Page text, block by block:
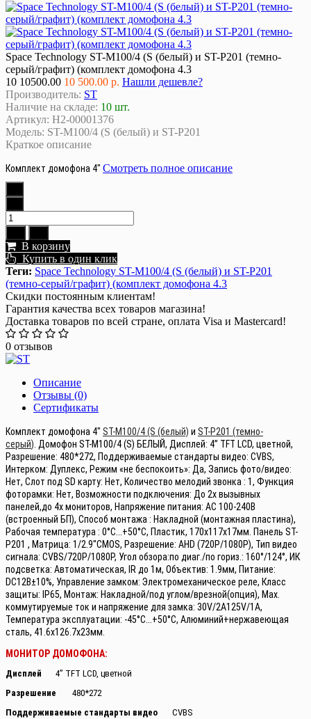
Space Technology ST-M100/4 (S (белый) и ST-P201 (темно-
серый/графит) (комплект домофона 4.3
10 10500.00 10 500.00 р. Нашли дешевле?
Производитель: ST
Наличие на складе: 10 шт.
Артикул: Н2-00001376
Модель: ST-M100/4 (S (белый) и ST-P201
Краткое описание
Комплект домофона 4" Смотреть полное описание
В корзину
Купить в один клик
Теги: Space Technology ST-M100/4 (S (белый) и ST-P201
(темно-серый/графит) (комплект домофона 4.3
Скидки постоянным клиентам!
Гарантия качества всех товаров магазина!
Доставка товаров по всей стране, оплата Visa и Mastercard!
0 отзывов
Описание
Отзывы (0)
Сертификаты
Комплект домофона 4" ST-M100/4 (S (белый) и ST-P201 (темно-
серый) Домофон ST-M100/4 (S) БЕЛЫЙ, Дисплей: 4” TFT LCD, цветной,
Разрешение: 480*272, Поддерживаемые стандарты видео: CVBS,
Интерком: Дуплекс, Режим «не беспокоить»: Да, Запись фото/видео:
Нет, Слот под SD карту: Нет, Количество мелодий звонка : 1, Функция
фоторамки: Нет, Возможности подключения: До 2х вызывных
панелей,до 4х мониторов, Напряжение питания: АС 100-240В
(встроенный БП), Способ монтажа : Накладной (монтажная пластина),
Рабочая температура : 0°С...+50°С, Пластик, 170х117х17мм. Панель ST-
P201 , Матрица: 1/2.9''CMOS, Разрешение: AHD (720P/1080P), Тип видео
сигнала: CVBS/720P/1080P, Угол обзора:по диаг./по гориз.: 160°/124°, ИК
подсветка: Автоматическая, IR до 1м, Объектив: 1.9мм, Питание:
DС12В±10%, Управление замком: Электромеханическое реле, Класс
защиты: IР65, Монтаж: Накладной/под углом/врезной(опция), Мах.
коммутируемые ток и напряжение для замка: 30V/2A125V/1A,
Температура эксплуатации: -45°С...+50°С, Алюминий+нержавеющая
сталь, 41.6х126.7х23мм.
МОНИТОР ДОМОФОНА:
Дисплей
4” TFT LCD, цветной
Разрешение
480*272
Поддерживаемые стандарты видео
CVBS